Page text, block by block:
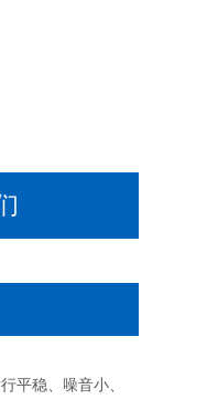
平稳、噪音小、